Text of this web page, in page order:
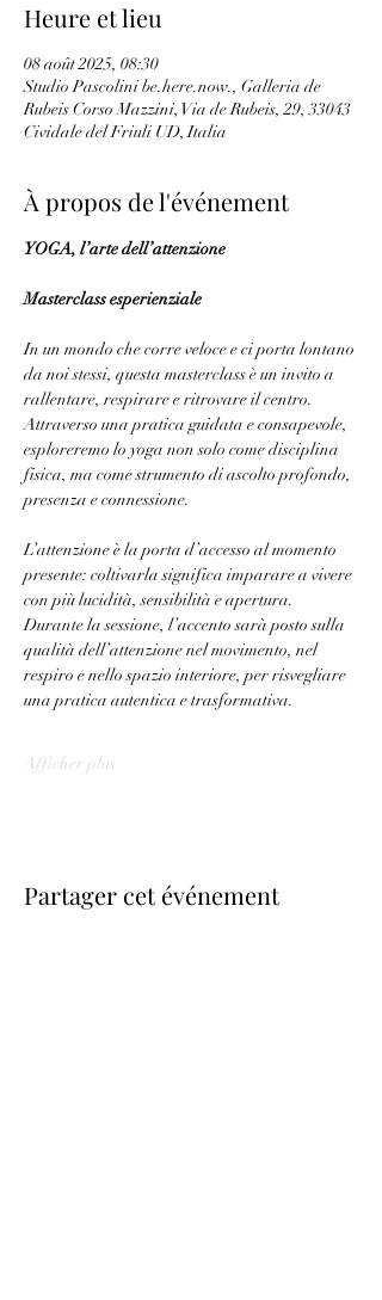
Heure et lieu
08 août 2025, 08:30
Studio Pascolini be.here.now., Galleria de
Rubeis Corso Mazzini, Via de Rubeis, 29, 33043
Cividale del Friuli UD, Italia
À propos de l'événement
YOGA, l’arte dell’attenzione
Masterclass esperienziale
In un mondo che corre veloce e ci porta lontano
da noi stessi, questa masterclass è un invito a
rallentare, respirare e ritrovare il centro.
Attraverso una pratica guidata e consapevole,
esploreremo lo yoga non solo come disciplina
fisica, ma come strumento di ascolto profondo,
presenza e connessione.
L’attenzione è la porta d’accesso al momento
presente: coltivarla significa imparare a vivere
con più lucidità, sensibilità e apertura.
Durante la sessione, l’accento sarà posto sulla
qualità dell’attenzione nel movimento, nel
respiro e nello spazio interiore, per risvegliare
una pratica autentica e trasformativa.
Afficher plus
Partager cet événement